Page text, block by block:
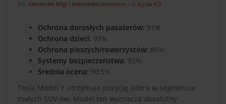
fot. Alexander Migl / wikimedia commons / cc by-sa 4.0
Ochrona dorosłych pasażerów: 91%
Ochrona dzieci: 93%
Ochrona pieszych/rowerzystów: 86%
Systemy bezpieczeństwa: 92%
Średnia ocena: 90,5%
Tesla Model Y utrzymuje pozycję lidera w segmencie
małych SUV-ów. Model ten wyznacza absolutny